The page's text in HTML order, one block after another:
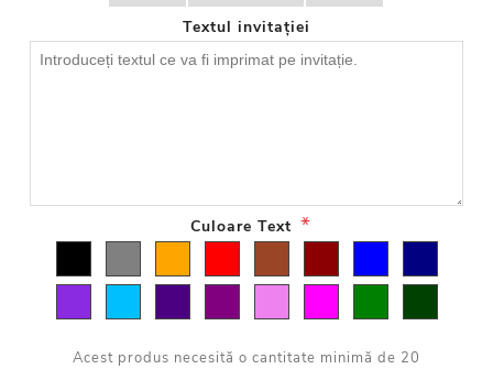
Textul invitației
Culoare Text *
Acest produs necesită o cantitate minimă de 20